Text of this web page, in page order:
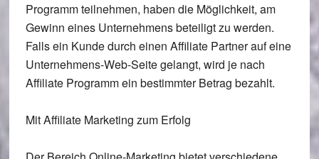
Programm teilnehmen, haben die Möglichkeit, am
Gewinn eines Unternehmens beteiligt zu werden.
Falls ein Kunde durch einen Affiliate Partner auf eine
Unternehmens-Web-Seite gelangt, wird je nach
Affiliate Programm ein bestimmter Betrag bezahlt.
Mit Affiliate Marketing zum Erfolg